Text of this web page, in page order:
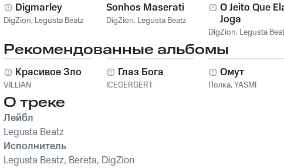
Digmarley
DigZion, Legusta Beatz
Sonhos Maserati
DigZion, Legusta Beatz
O Jeito Que
Joga
DigZion, Legusta
Рекомендованные альбомы
Красивое Зло
VILLIAN
Глаз Бога
ICEGERGERT
Омут
Полка,YASMI
О треке
Лейбл
Legusta Beatz
Исполнитель
Legusta Beatz, Bereta, DigZion